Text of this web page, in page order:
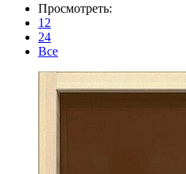
Просмотреть:
12
24
Все